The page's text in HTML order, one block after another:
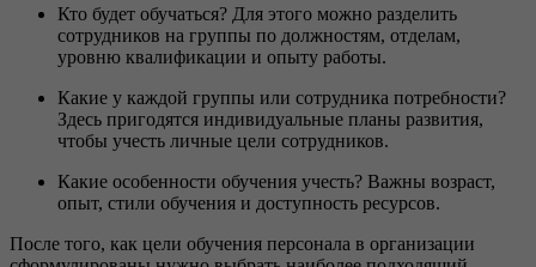
Кто будет обучаться? Для этого можно разделить
сотрудников на группы по должностям, отделам,
уровню квалификации и опыту работы.
Какие у каждой группы или сотрудника потребности?
Здесь пригодятся индивидуальные планы развития,
чтобы учесть личные цели сотрудников.
Какие особенности обучения учесть? Важны возраст,
опыт, стили обучения и доступность ресурсов.
После того, как цели обучения персонала в организации